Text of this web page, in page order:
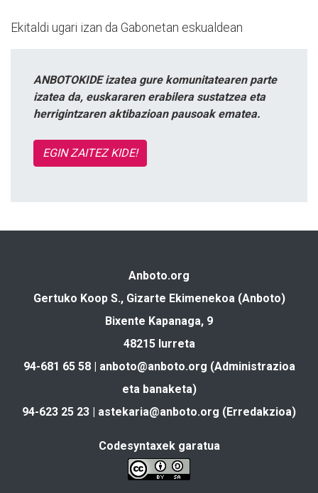
Ekitaldi ugari izan da Gabonetan eskualdean
ANBOTOKIDE izatea gure komunitatearen parte
izatea da, euskararen erabilera sustatzea eta
herrigintzaren aktibazioan pausoak ematea.
EGIN ZAITEZ KIDE!
Anboto.org
Gertuko Koop S., Gizarte Ekimenekoa (Anboto)
Bixente Kapanaga, 9
48215 Iurreta
94-681 65 58 | anboto@anboto.org (Administrazioa
eta banaketa)
94-623 25 23 | astekaria@anboto.org (Erredakzioa)
Codesyntaxek garatua